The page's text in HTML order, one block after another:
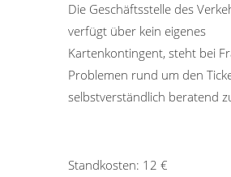
Die Geschäftsstelle des
verfügt über kein eigenes
Kartenkontingent, steht bei
Problemen rund um den
selbstverständlich beratend
Standkosten: 12 €